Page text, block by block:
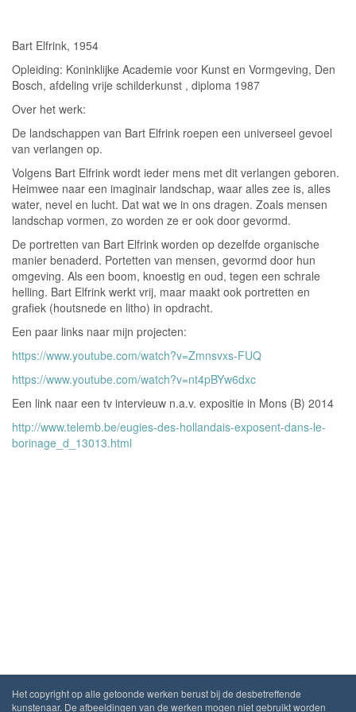
Bart Elfrink, 1954
Opleiding: Koninklijke Academie voor Kunst en Vormgeving, Den
Bosch, afdeling vrije schilderkunst , diploma 1987
Over het werk:
De landschappen van Bart Elfrink roepen een universeel gevoel
van verlangen op.
Volgens Bart Elfrink wordt ieder mens met dit verlangen geboren.
Heimwee naar een imaginair landschap, waar alles zee is, alles
water, nevel en lucht. Dat wat we in ons dragen. Zoals mensen
landschap vormen, zo worden ze er ook door gevormd.
De portretten van Bart Elfrink worden op dezelfde organische
manier benaderd. Portetten van mensen, gevormd door hun
omgeving. Als een boom, knoestig en oud, tegen een schrale
helling. Bart Elfrink werkt vrij, maar maakt ook portretten en
grafiek (houtsnede en litho) in opdracht.
Een paar links naar mijn projecten:
https://www.youtube.com/watch?v=Zmnsvxs-FUQ
https://www.youtube.com/watch?v=nt4pBYw6dxc
Een link naar een tv intervieuw n.a.v. expositie in Mons (B) 2014
http://www.telemb.be/eugies-des-hollandais-exposent-dans-le-
borinage_d_13013.html
Het copyright op alle getoonde werken berust bij de desbetreffende
kunstenaar. De afbeeldingen van de werken mogen niet gebruikt worden